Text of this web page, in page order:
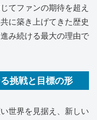
てファンの期待を超え
に築き上げてきた歴史
み続ける最大の理由で
挑戦と目標の形
世界を見据え、新しい